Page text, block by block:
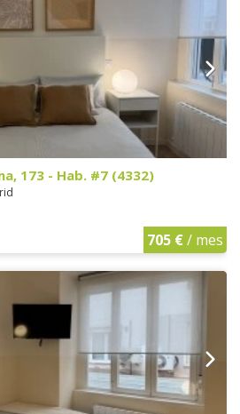
173 - Hab. #7 (4332)
705 €/ mes